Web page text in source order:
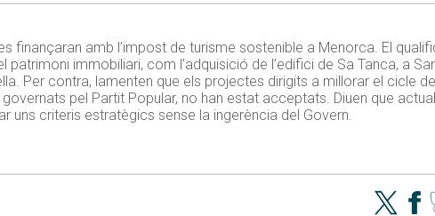
finançaran amb l’impost de turisme sostenible a Menorca. El
immobiliari, com l’adquisició de l’edifici de Sa Tanca, a
Per contra, lamenten que els projectes dirigits a millorar el cicle de
pel Partit Popular, no han estat acceptats. Diuen que
uns criteris estratègics sense la ingerència del Govern.